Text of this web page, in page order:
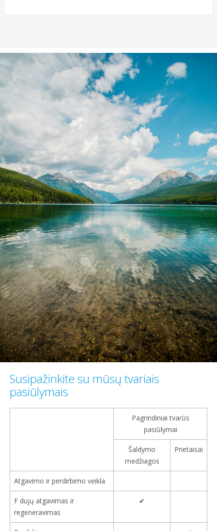
Susipažinkite su mūsų tvariais
pasiūlymais
Pagrindiniai tvarūs
pasiūlymai
Šaldymo
medžiagos
Prietaisai
Atgavimo ir perdirbimo veikla
F dujų atgavimas ir
regeneravimas
✔